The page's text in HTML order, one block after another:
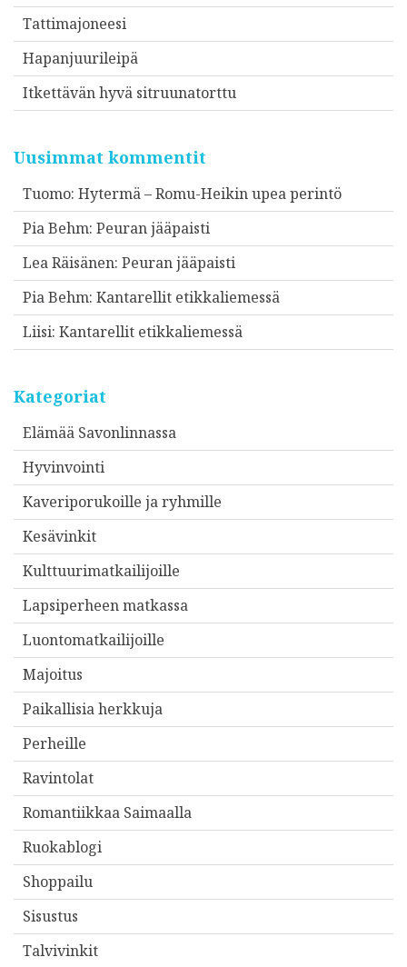
Tattimajoneesi
Hapanjuurileipä
Itkettävän hyvä sitruunatorttu
Uusimmat kommentit
Tuomo: Hytermä – Romu-Heikin upea perintö
Pia Behm: Peuran jääpaisti
Lea Räisänen: Peuran jääpaisti
Pia Behm: Kantarellit etikkaliemessä
Liisi: Kantarellit etikkaliemessä
Kategoriat
Elämää Savonlinnassa
Hyvinvointi
Kaveriporukoille ja ryhmille
Kesävinkit
Kulttuurimatkailijoille
Lapsiperheen matkassa
Luontomatkailijoille
Majoitus
Paikallisia herkkuja
Perheille
Ravintolat
Romantiikkaa Saimaalla
Ruokablogi
Shoppailu
Sisustus
Talvivinkit